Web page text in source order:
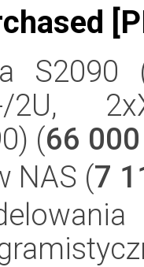
S2090
2U,
(66
NAS (7